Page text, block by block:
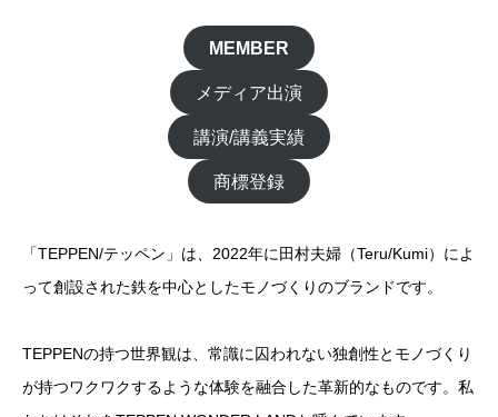
MEMBER
メディア出演
講演/講義実績
商標登録
「TEPPEN/テッペン」は、2022年に田村夫婦（Teru/Kumi）によ
って創設された鉄を中心としたモノづくりのブランドです。
TEPPENの持つ世界観は、常識に囚われない独創性とモノづくり
が持つワクワクするような体験を融合した革新的なものです。私